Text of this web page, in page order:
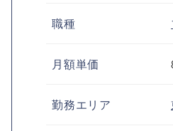
職種
月額単価
勤務エリア